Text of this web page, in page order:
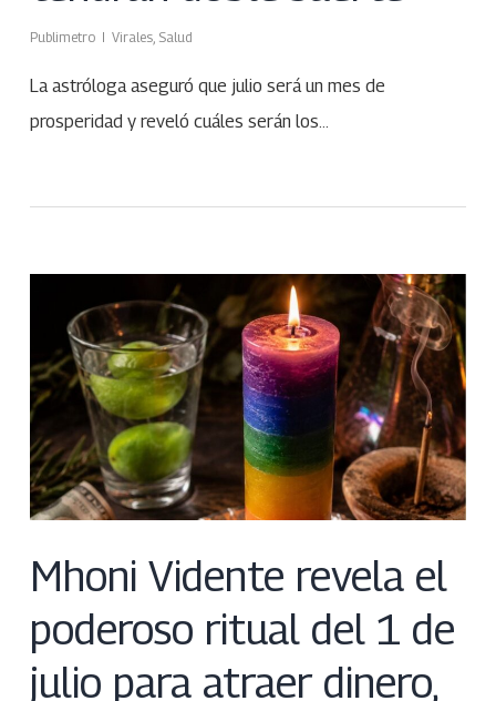
Publimetro Virales, Salud
La astróloga aseguró que julio será un mes de
prosperidad y reveló cuáles serán los…
Mhoni Vidente revela el
poderoso ritual del 1 de
julio para atraer dinero,